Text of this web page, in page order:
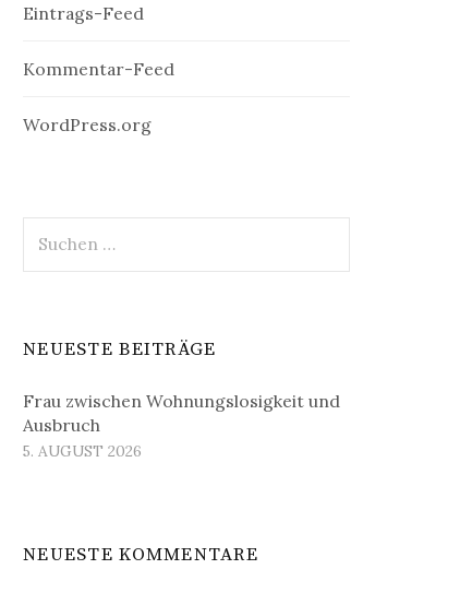
Eintrags-Feed
Kommentar-Feed
WordPress.org
nach:
NEUESTE BEITRÄGE
Frau zwischen Wohnungslosigkeit und
Ausbruch
5. AUGUST 2026
NEUESTE KOMMENTARE